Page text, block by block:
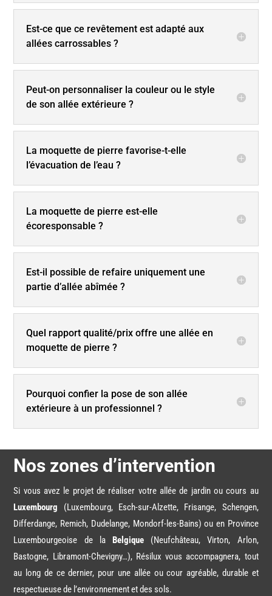
Est-ce que ce revêtement est adapté aux
allées carrossables ?
Peut-on personnaliser la couleur ou le style
de son allée extérieure ?
La moquette de pierre favorise-t-elle
l’évacuation de l’eau ?
La moquette de pierre est-elle
écoresponsable ?
Est-il possible de refaire uniquement une
partie d’allée abîmée ?
Quel rapport qualité/prix offre une allée en
moquette de pierre ?
Pourquoi confier la pose de son allée
extérieure à un professionnel ?
Nos zones d’intervention
Si vous avez le projet de réaliser votre allée de jardin ou cours au
Luxembourg (Luxembourg, Esch-sur-Alzette, Frisange, Schengen,
Differdange, Remich, Dudelange, Mondorf-les-Bains) ou en Province
Luxembourgeoise de la
Belgique (Neufchâteau, Virton, Arlon,
Bastogne, Libramont-Chevigny…), Résilux vous accompagnera, tout
au long de ce dernier, pour une allée oucour agréable, durable et
respectueuse de l’environnement et des sols.